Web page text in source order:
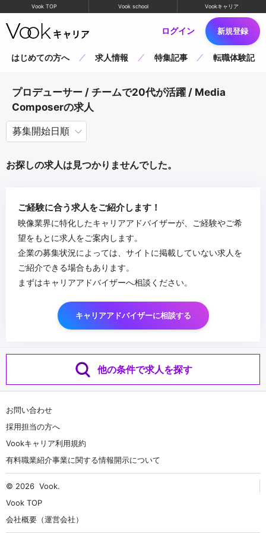
Vook TOP Vook school Vookキャリア
ログイン 新規登録
はじめての方へ 求人情報 特集記事 転職体験記
プロデューサー / チームで20代が活躍 / Media
Composerの求人
お探しの求人は見つかりませんでした。
ご経験に合う求人をご紹介します！
映像業界に特化したキャリアアドバイザーが、ご経験やご希
望をもとに求人をご案内します。
企業の募集状況によっては、サイトに掲載していない求人を
ご紹介できる場合もあります。
まずはキャリアアドバイザーへ相談ください。
キャリアアドバイザーに相談する
他の条件で求人を探す
お問い合わせ
採用担当の方へ
Vookキャリア利用規約
有料職業紹介事業に関する情報開示について
© 2026 Vook.
Vook TOP
会社概要（運営会社）